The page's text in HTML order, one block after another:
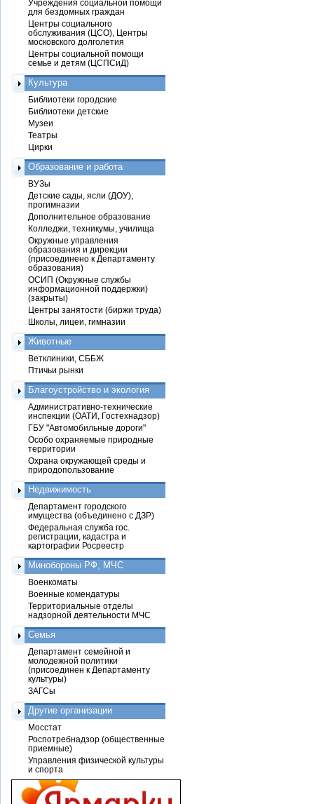
Учреждения социальной помощи
для бездомных граждан
Центры социального
обслуживания (ЦСО), Центры
московского долголетия
Центры социальной помощи
семье и детям (ЦСПСиД)
Культура
Библиотеки городские
Библиотеки детские
Музеи
Театры
Цирки
Образование и работа
ВУЗы
Детские сады, ясли (ДОУ),
прогимназии
Дополнительное образование
Колледжи, техникумы, училища
Окружные управления
образования и дирекции
(присоединено к Департаменту
образования)
ОСИП (Окружные службы
информационной поддержки)
(закрыты)
Центры занятости (биржи труда)
Школы, лицеи, гимназии
Животные
Ветклиники, СББЖ
Птичьи рынки
Благоустройство и экология
Административно-технические
инспекции (ОАТИ, Гостехнадзор)
ГБУ "Автомобильные дороги"
Особо охраняемые природные
территории
Охрана окружающей среды и
природопользование
Недвижимость
Департамент городского
имущества (объединено с ДЗР)
Федеральная служба гос.
регистрации, кадастра и
картографии Росреестр
Минобороны РФ, МЧС
Военкоматы
Военные комендатуры
Территориальные отделы
надзорной деятельности МЧС
Семья
Департамент семейной и
молодежной политики
(присоединен к Департаменту
культуры)
ЗАГСы
Другие организации
Мосстат
Роспотребнадзор (общественные
приемные)
Управления физической культуры
и спорта